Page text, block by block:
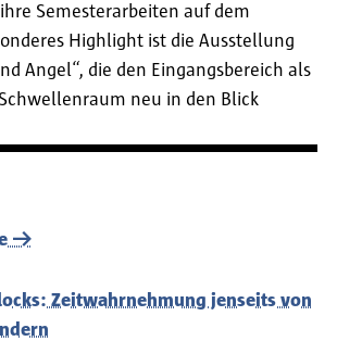
Semesterarbeiten auf dem
Highlight ist die Ausstellung
Angel“, die den Eingangsbereich als
neu in den Blick
Zeitwahrnehmung jenseits von